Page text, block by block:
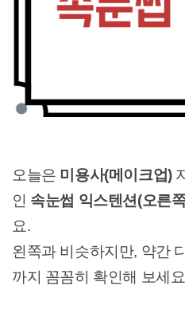
오늘은 미용사(메이크업)
인 속눈썹 익스텐션(오른
요.
왼쪽과 비슷하지만, 약간
까지 꼼꼼히 확인해 보세